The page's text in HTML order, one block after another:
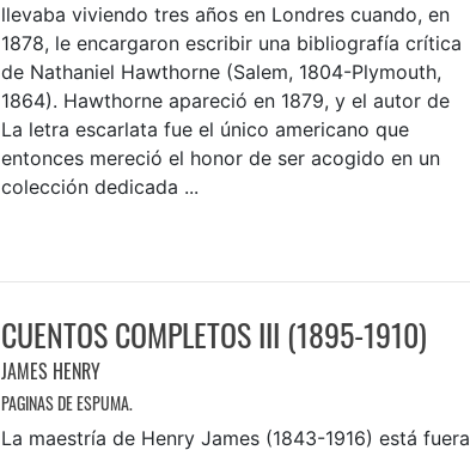
llevaba viviendo tres años en Londres cuando, en
1878, le encargaron escribir una bibliografía crítica
de Nathaniel Hawthorne (Salem, 1804-Plymouth,
1864). Hawthorne apareció en 1879, y el autor de
La letra escarlata fue el único americano que
entonces mereció el honor de ser acogido en un
colección dedicada ...
CUENTOS COMPLETOS III (1895-1910)
JAMES HENRY
PAGINAS DE ESPUMA.
La maestría de Henry James (1843-1916) está fuera